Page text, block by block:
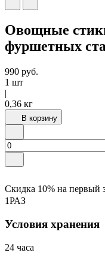
Овощные
фуршетных
990 руб.
1 шт
|
0,36 кг
В корзину
Скидка 10% на первый
1РАЗ
Условия хранения
24 часа